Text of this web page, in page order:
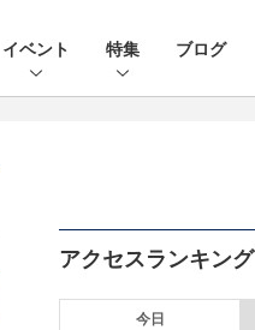
イベント 特集 ブログ
アクセスランキング
今日